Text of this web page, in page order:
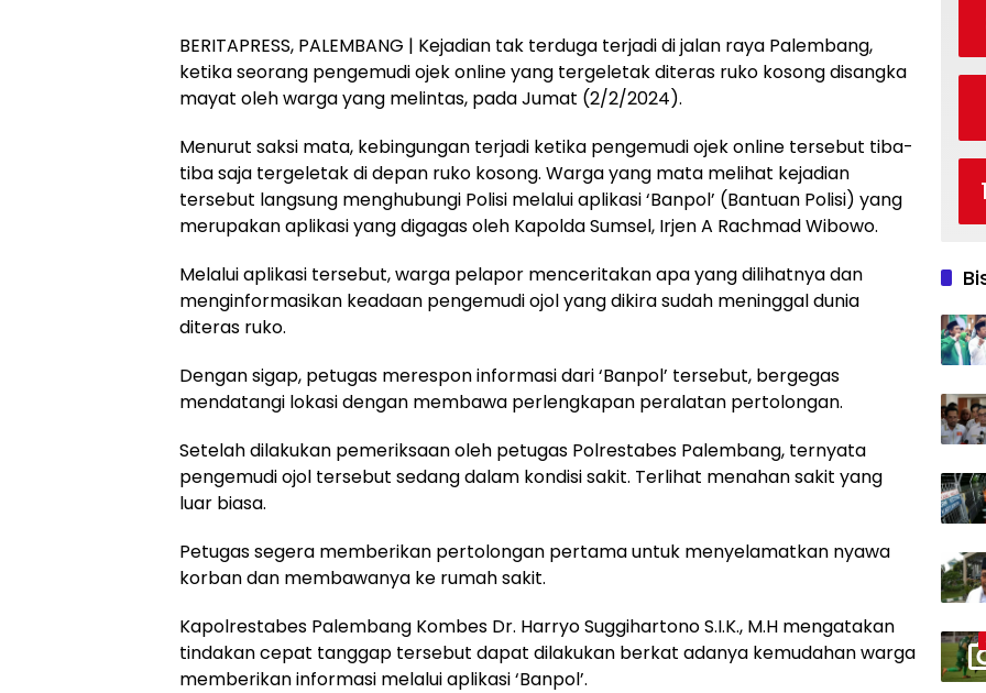
BERITAPRESS, PALEMBANG | Kejadian tak terduga terjadi di jalan raya Palembang,
ketika seorang pengemudi ojek online yang tergeletak diteras ruko kosong disangka
mayat oleh warga yang melintas, pada Jumat (2/2/2024).
Menurut saksi mata, kebingungan terjadi ketika pengemudi ojek online tersebut tiba-
tiba saja tergeletak di depan ruko kosong. Warga yang mata melihat kejadian
tersebut langsung menghubungi Polisi melalui aplikasi ‘Banpol’ (Bantuan Polisi) yang
merupakan aplikasi yang digagas oleh Kapolda Sumsel, Irjen A Rachmad Wibowo.
Melalui aplikasi tersebut, warga pelapor menceritakan apa yang dilihatnya dan
menginformasikan keadaan pengemudi ojol yang dikira sudah meninggal dunia
diteras ruko.
Dengan sigap, petugas merespon informasi dari ‘Banpol’ tersebut, bergegas
mendatangi lokasi dengan membawa perlengkapan peralatan pertolongan.
Setelah dilakukan pemeriksaan oleh petugas Polrestabes Palembang, ternyata
pengemudi ojol tersebut sedang dalam kondisi sakit. Terlihat menahan sakit yang
luar biasa.
Petugas segera memberikan pertolongan pertama untuk menyelamatkan nyawa
korban dan membawanya ke rumah sakit.
Kapolrestabes Palembang Kombes Dr. Harryo Suggihartono S.I.K., M.H mengatakan
tindakan cepat tanggap tersebut dapat dilakukan berkat adanya kemudahan warga
memberikan informasi melalui aplikasi ‘Banpol’.